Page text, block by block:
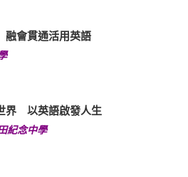
會貫通活用英語
界 以英語啟發人生
紀念中學